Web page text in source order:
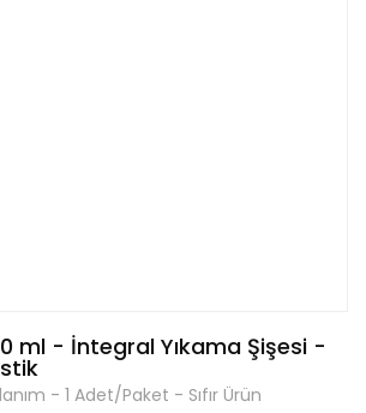
ml - İntegral Yıkama Şişesi -
- 1 Adet/Paket - Sıfır Ürün